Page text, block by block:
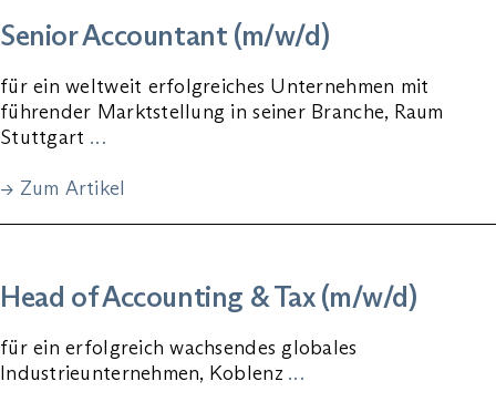
Senior Accountant (m/w/d)
für ein weltweit erfolgreiches Unternehmen mit
führender Marktstellung in seiner Branche, Raum
Stuttgart …
→ Zum Artikel
Head of Accounting & Tax (m/w/d)
für ein erfolgreich wachsendes globales
Industrieunternehmen, Koblenz …